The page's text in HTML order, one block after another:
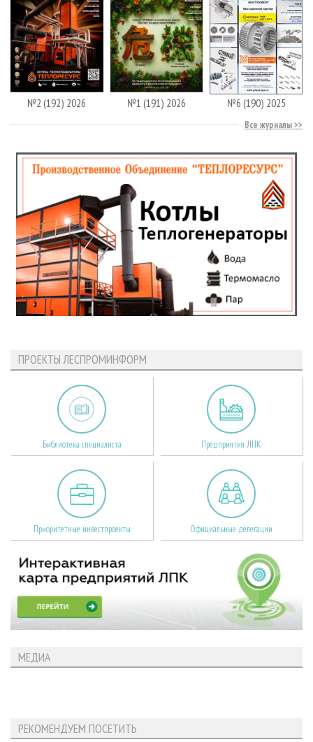
№2 (192) 2026 №1 (191) 2026 №6 (190) 2025
Все журналы
ПРОЕКТЫ ЛЕСПРОМИНФОРМ
Библиотека специалиста Предприятия ЛПК
Приоритетные инвестпроекты Официальные делегации
МЕДИА
РЕКОМЕНДУЕМ ПОСЕТИТЬ